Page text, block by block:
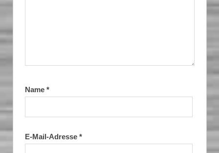
Name *
E-Mail-Adresse *